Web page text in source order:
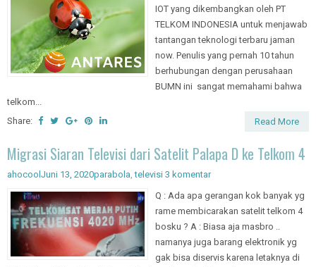
IOT yang dikembangkan oleh PT
TELKOM INDONESIA untuk menjawab
tantangan teknologi terbaru jaman
now. Penulis yang pernah 10 tahun
berhubungan dengan perusahaan
BUMN ini sangat memahami bahwa
telkom...
Share:
Read More
Migrasi Siaran Televisi dari Satelit Palapa D ke Telkom 4
ahocool Juni 13, 2020parabola,televisi 3 komentar
Q : Ada apa gerangan kok banyak yg
rame membicarakan satelit telkom 4
bosku ? A : Biasa aja masbro ..
namanya juga barang elektronik yg
gak bisa diservis karena letaknya di